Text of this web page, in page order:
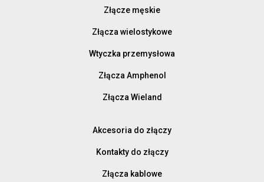
Złącze męskie
Złącza wielostykowe
Wtyczka przemysłowa
Złącza Amphenol
Złącza Wieland
Akcesoria do złączy
Kontakty do złączy
Złącza kablowe